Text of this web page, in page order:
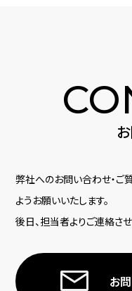
弊社へのお問い合わせ・ご
ようお願いいたします。
後日、担当者よりご連絡さ
お